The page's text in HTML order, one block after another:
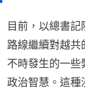
目前，以總書
路線繼續對越
不時發生的一些
政治智慧。這種